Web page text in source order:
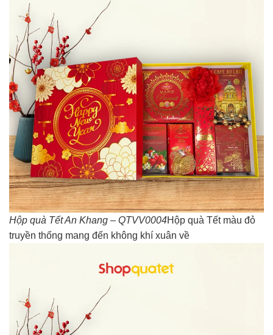
Hộp quà Tết An Khang – QTVV0004Hộp quà Tết màu đỏ
truyền thống mang đến không khí xuân về